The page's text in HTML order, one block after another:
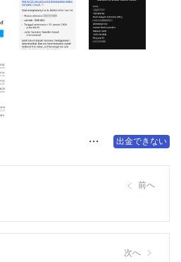
出金できない
前へ
次へ